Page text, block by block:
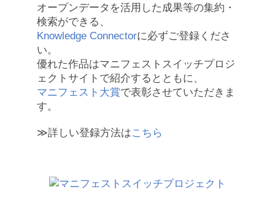
オープンデータを活用した成果等の集約・
検索ができる、
Knowledge Connectorに必ずご登録くださ
い。
優れた作品はマニフェストスイッチプロジ
ェクトサイトで紹介するとともに、
マニフェスト大賞で表彰させていただきま
す。
≫詳しい登録方法はこちら